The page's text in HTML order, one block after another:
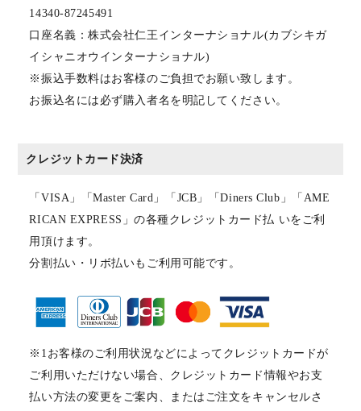
14340-87245491
口座名義：株式会社仁王インターナショナル(カブシキガ
イシャニオウインターナショナル)
※振込手数料はお客様のご負担でお願い致します。
お振込名には必ず購入者名を明記してください。
クレジットカード決済
「VISA」「Master Card」「JCB」「Diners Club」「AME
RICAN EXPRESS」の各種クレジットカード払 いをご利
用頂けます。
分割払い・リボ払いもご利用可能です。
※1お客様のご利用状況などによってクレジットカードが
ご利用いただけない場合、クレジットカード情報やお支
払い方法の変更をご案内、またはご注文をキャンセルさ